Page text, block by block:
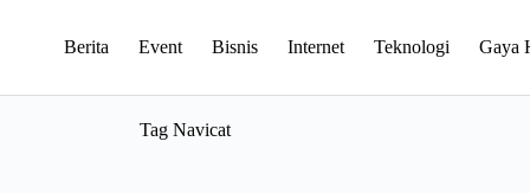
Berita Event Bisnis Internet Teknologi Gaya
Tag Navicat